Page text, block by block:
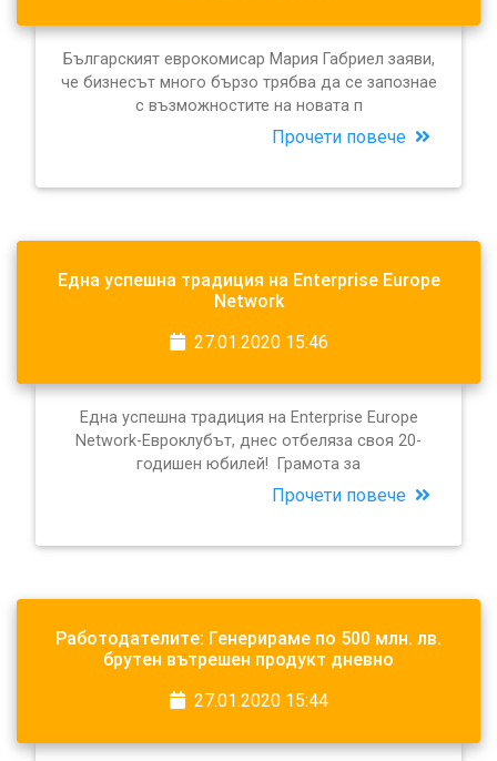
Българският еврокомисар Мария Габриел заяви,
че бизнесът много бързо трябва да се запознае
с възможностите на новата п
Прочети повече
Една успешна традиция на Enterprise Europe
Network
27.01.2020 15:46
Една успешна традиция на Enterprise Europe
Network-Евроклубът, днес отбеляза своя 20-
годишен юбилей! Грамота за
Прочети повече
Работодателите: Генерираме по 500 млн. лв.
брутен вътрешен продукт дневно
27.01.2020 15:44